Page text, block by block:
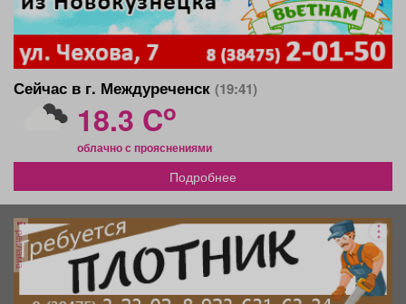
Сейчас в г. Междуреченск (19:41)
18.3 Co
облачно с прояснениями
Подробнее
реклама